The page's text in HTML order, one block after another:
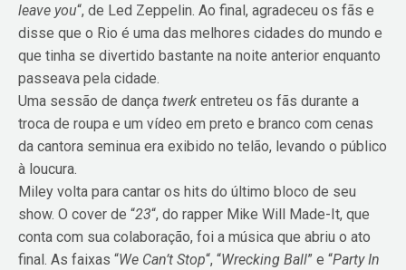
leave you“, de Led Zeppelin. Ao final, agradeceu os fãs e
disse que o Rio é uma das melhores cidades do mundo e
que tinha se divertido bastante na noite anterior enquanto
passeava pela cidade.
Uma sessão de dança twerk entreteu os fãs durante a
troca de roupa e um vídeo em preto e branco com cenas
da cantora seminua era exibido no telão, levando o público
à loucura.
Miley volta para cantar os hits do último bloco de seu
show. O cover de “23“, do rapper Mike Will Made-It, que
conta com sua colaboração, foi a música que abriu o ato
final. As faixas “We Can’t Stop“, “Wrecking Ball” e “Party In